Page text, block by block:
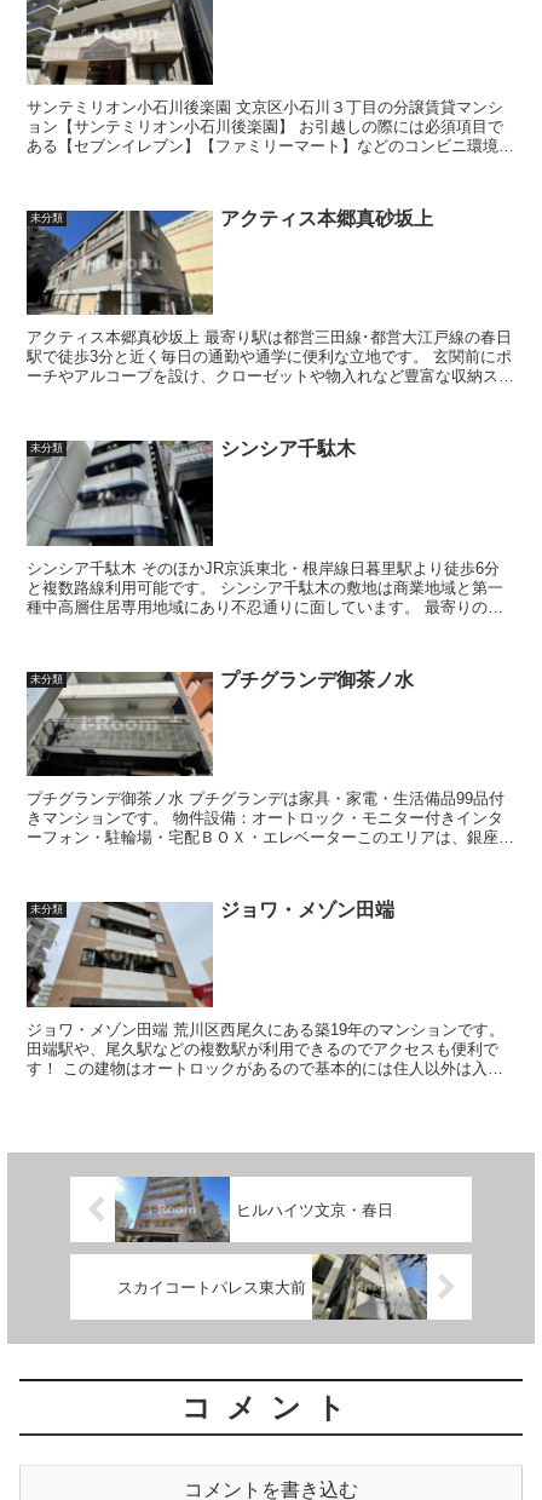
サンテミリオン小石川後楽園 文京区小石川３丁目の分譲賃貸マンシ
ョン【サンテミリオン小石川後楽園】 お引越しの際には必須項目で
ある【セブンイレブン】【ファミリーマート】などのコンビニ環境も
未分類 アクティス本郷真砂坂上
アクティス本郷真砂坂上 最寄り駅は都営三田線･都営大江戸線の春日
駅で徒歩3分と近く毎日の通勤や通学に便利な立地です。 玄関前にポ
ーチやアルコープを設け、クローゼットや物入れなど豊富な収納スペ
未分類 シンシア千駄木
シンシア千駄木 そのほかJR京浜東北・根岸線日暮里駅より徒歩6分
と複数路線利用可能です。 シンシア千駄木の敷地は商業地域と第一
種中高層住居専用地域にあり不忍通りに面しています。 最寄りの
未分類 プチグランデ御茶ノ水
プチグランデ御茶ノ水 プチグランデは家具・家電・生活備品99品付
きマンションです。 物件設備：オートロック・モニター付きインタ
ーフォン・駐輪場・宅配ＢＯＸ・エレベーターこのエリアは、銀座
未分類 ジョワ・メゾン田端
ジョワ・メゾン田端 荒川区西尾久にある築19年のマンションです。
田端駅や、尾久駅などの複数駅が利用できるのでアクセスも便利で
す！ この建物はオートロックがあるので基本的には住人以外は入れ
ヒルハイツ文京・春日
スカイコートパレス東大前
コメント
コメントを書き込む